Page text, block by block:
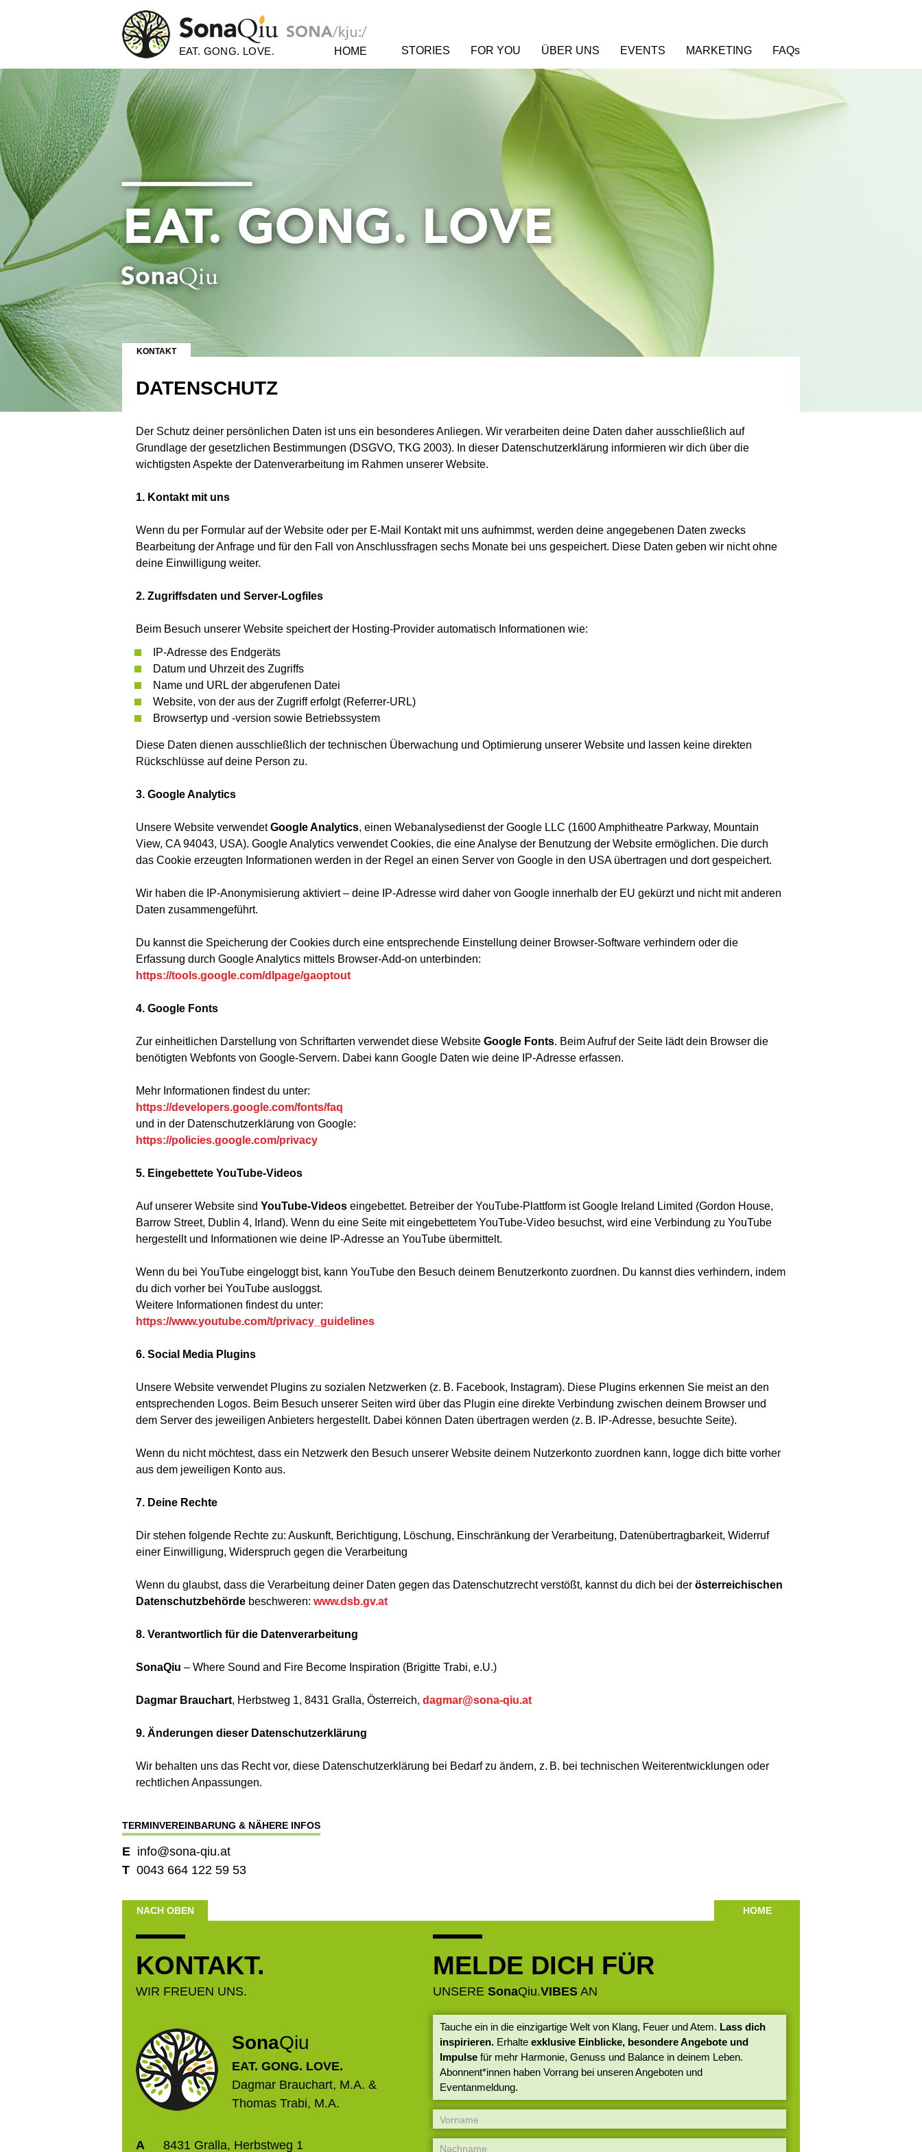
EAT. GONG. LOVE. HOME STORIES FOR YOU ÜBER UNS EVENTS MARKETING FAQs
KONTAKT
DATENSCHUTZ
Der Schutz deiner persönlichen Daten ist uns ein besonderes Anliegen. Wir verarbeiten deine Daten daher ausschließlich auf
Grundlage der gesetzlichen Bestimmungen (DSGVO, TKG 2003). In dieser Datenschutzerklärung informieren wir dich über die
wichtigsten Aspekte der Datenverarbeitung im Rahmen unserer Website.
1. Kontakt mit uns
Wenn du per Formular auf der Website oder per E-Mail Kontakt mit uns aufnimmst, werden deine angegebenen Daten zwecks
Bearbeitung der Anfrage und für den Fall von Anschlussfragen sechs Monate bei uns gespeichert. Diese Daten geben wir nicht ohne
deine Einwilligung weiter.
2. Zugriffsdaten und Server-Logfiles
Beim Besuch unserer Website speichert der Hosting-Provider automatisch Informationen wie:
IP-Adresse des Endgeräts
Datum und Uhrzeit des Zugriffs
Name und URL der abgerufenen Datei
Website, von der aus der Zugriff erfolgt (Referrer-URL)
Browsertyp und -version sowie Betriebssystem
Diese Daten dienen ausschließlich der technischen Überwachung und Optimierung unserer Website und lassen keine direkten
Rückschlüsse auf deine Person zu.
3. Google Analytics
Unsere Website verwendetGoogle Analytics, einen Webanalysedienst der Google LLC (1600 Amphitheatre Parkway, Mountain
View, CA 94043, USA). Google Analytics verwendet Cookies, die eine Analyse der Benutzung der Website ermöglichen. Die durch
das Cookie erzeugten Informationen werden in der Regel an einen Server von Google in den USA übertragen und dort gespeichert.
Wir haben die IP-Anonymisierung aktiviert – deine IP-Adresse wird daher von Google innerhalb der EU gekürzt und nicht mit anderen
Daten zusammengeführt.
Du kannst die Speicherung der Cookies durch eine entsprechende Einstellung deiner Browser-Software verhindern oder die
Erfassung durch Google Analytics mittels Browser-Add-on unterbinden:
https://tools.google.com/dlpage/gaoptout
4. Google Fonts
Zur einheitlichen Darstellung von Schriftarten verwendet diese Website Google Fonts. Beim Aufruf der Seite lädt dein Browser die
benötigten Webfonts von Google-Servern. Dabei kann Google Daten wie deine IP-Adresse erfassen.
Mehr Informationen findest du unter:
https://developers.google.com/fonts/faq
und in der Datenschutzerklärung von Google:
https://policies.google.com/privacy
5. Eingebettete YouTube-Videos
Auf unserer Website sind YouTube-Videos eingebettet. Betreiber der YouTube-Plattform ist Google Ireland Limited (Gordon House,
Barrow Street, Dublin 4, Irland). Wenn du eine Seite mit eingebettetem YouTube-Video besuchst, wird eine Verbindung zu YouTube
hergestellt und Informationen wie deine IP-Adresse an YouTube übermittelt.
Wenn du bei YouTube eingeloggt bist, kann YouTube den Besuch deinem Benutzerkonto zuordnen. Du kannst dies verhindern, indem
du dich vorher bei YouTube ausloggst.
Weitere Informationen findest du unter:
https://www.youtube.com/t/privacy_guidelines
6. Social Media Plugins
Unsere Website verwendet Plugins zu sozialen Netzwerken (z. B. Facebook, Instagram). Diese Plugins erkennen Sie meist an den
entsprechenden Logos. Beim Besuch unserer Seiten wird über das Plugin eine direkte Verbindung zwischen deinem Browser und
dem Server des jeweiligen Anbieters hergestellt. Dabei können Daten übertragen werden (z. B. IP-Adresse, besuchte Seite).
Wenn du nicht möchtest, dass ein Netzwerk den Besuch unserer Website deinem Nutzerkonto zuordnen kann, logge dich bitte vorher
aus dem jeweiligen Konto aus.
7. Deine Rechte
Dir stehen folgende Rechte zu: Auskunft, Berichtigung, Löschung, Einschränkung der Verarbeitung, Datenübertragbarkeit, Widerruf
einer Einwilligung, Widerspruch gegen die Verarbeitung
Wenn du glaubst, dass die Verarbeitung deiner Daten gegen das Datenschutzrecht verstößt, kannst du dich bei der österreichischen
Datenschutzbehörde beschweren: www.dsb.gv.at
8. Verantwortlich für die Datenverarbeitung
SonaQiu – Where Sound and Fire Become Inspiration (Brigitte Trabi, e.U.)
Dagmar Brauchart, Herbstweg 1, 8431 Gralla, Österreich, dagmar@sona-qiu.at
9. Änderungen dieser Datenschutzerklärung
Wir behalten uns das Recht vor, diese Datenschutzerklärung bei Bedarf zu ändern, z. B. bei technischen Weiterentwicklungen oder
rechtlichen Anpassungen.
TERMINVEREINBARUNG & NÄHERE INFOS
E info@sona-qiu.at
T 0043 664 122 59 53
NACH OBEN HOME
KONTAKT.
WIR FREUEN UNS.
MELDE DICH FÜR
UNSERE SonaQiu.VIBES AN
SonaQiu
EAT. GONG. LOVE.
Dagmar Brauchart, M.A. &
Thomas Trabi, M.A.
A 8431 Gralla, Herbstweg 1
Tauche ein in die einzigartige Welt von Klang, Feuer und Atem. Lass dich
inspirieren. Erhalte exklusive Einblicke, besondere Angebote und
Impulse für mehr Harmonie, Genuss und Balance in deinem Leben.
Abonnent*innen haben Vorrang bei unseren Angeboten und
Eventanmeldung.